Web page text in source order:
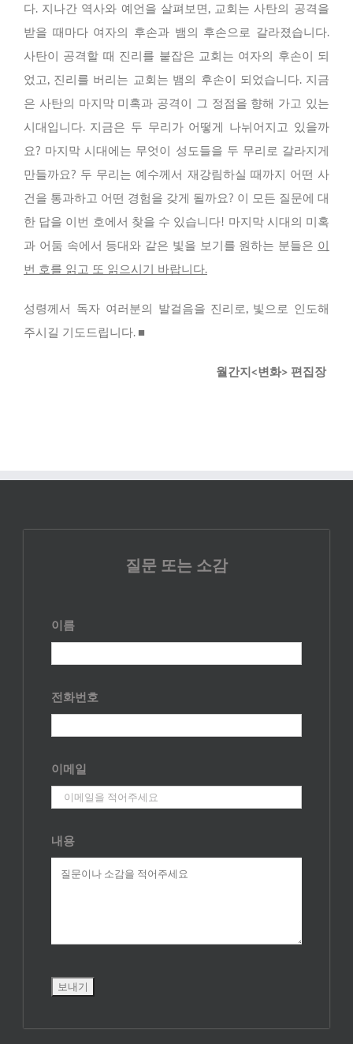
다. 지나간 역사와 예언을 살펴보면, 교회는 사탄의 공격을
받을 때마다 여자의 후손과 뱀의 후손으로 갈라졌습니다.
사탄이 공격할 때 진리를 붙잡은 교회는 여자의 후손이 되
었고, 진리를 버리는 교회는 뱀의 후손이 되었습니다. 지금
은 사탄의 마지막 미혹과 공격이 그 정점을 향해 가고 있는
시대입니다. 지금은 두 무리가 어떻게 나뉘어지고 있을까
요? 마지막 시대에는 무엇이 성도들을 두 무리로 갈라지게
만들까요? 두 무리는 예수께서 재강림하실 때까지 어떤 사
건을 통과하고 어떤 경험을 갖게 될까요? 이 모든 질문에 대
한 답을 이번 호에서 찾을 수 있습니다! 마지막 시대의 미혹
과 어둠 속에서 등대와 같은 빛을 보기를 원하는 분들은 이
번 호를 읽고 또 읽으시기 바랍니다.
성령께서 독자 여러분의 발걸음을 진리로, 빛으로 인도해
주시길 기도드립니다. ■
월간지<변화> 편집장
질문 또는 소감
이름
전화번호
이메일
내용